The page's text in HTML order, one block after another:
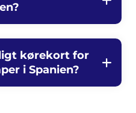
kørekort for
i Spanien?